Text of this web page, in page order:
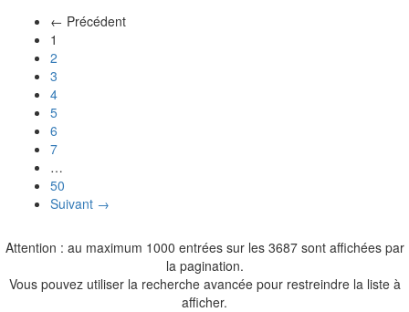
← Précédent
1
2
3
4
5
6
7
…
50
Suivant →
Attention : au maximum 1000 entrées sur les 3687 sont affichées par
la pagination.
Vous pouvez utiliser la recherche avancée pour restreindre la liste à
afficher.